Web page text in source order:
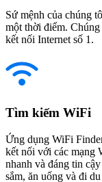
Sứ mệnh của chúng
một thời điểm.
kết nối Internet số 1.
Tìm kiếm WiFi
Ứng dụng WiFi
kết nối với các mạng
nhanh và đáng tin
sắm, ăn uống và đi